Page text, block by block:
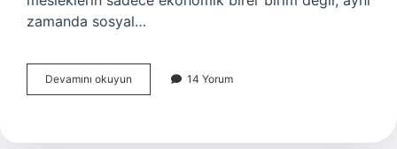
zamanda sosyal…
Devamını okuyun Sayısalda
hangi
?
14 Yorum